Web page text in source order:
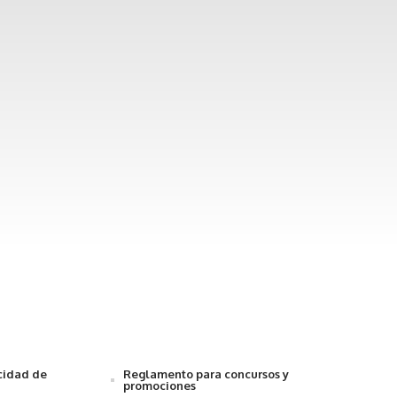
de
Reglamento para concursos y
promociones